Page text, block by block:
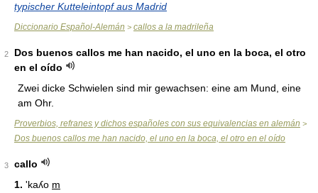
typischer Kutteleintopf aus Madrid
Diccionario Español-Alemán > callos a la madrileña
2
Dos buenos callos me han nacido, el uno en la boca, el otro
en el oído
Zwei dicke Schwielen sind mir gewachsen: eine am Mund, eine
am Ohr.
Proverbios, refranes y dichos españoles con sus equivalencias en alemán >
Dos buenos callos me han nacido, el uno en la boca, el otro en el oído
3
callo
1. 'kaʎo m